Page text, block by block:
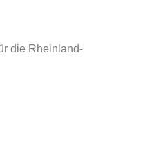
die Rheinland-